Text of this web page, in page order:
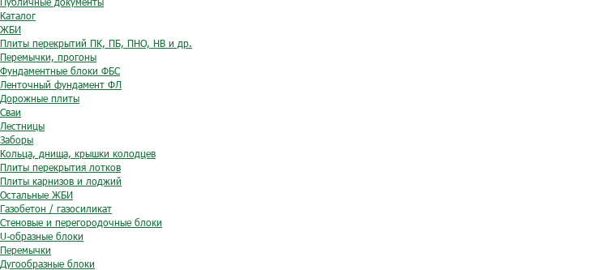
Каталог
ЖБИ
Плиты перекрытий ПК, ПБ, ПНО, НВ и др.
Перемычки, прогоны
Фундаментные блоки ФБС
Ленточный фундамент ФЛ
Дорожные плиты
Сваи
Лестницы
Заборы
Кольца, днища, крышки колодцев
Плиты перекрытия лотков
Плиты карнизов и лоджий
Остальные ЖБИ
Газобетон / газосиликат
Стеновые и перегородочные блоки
U-образные блоки
Перемычки
Дугообразные блоки